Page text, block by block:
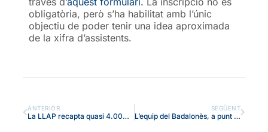
obligatòria, però s’ha habilitat amb l’únic
objectiu de poder tenir una idea aproximada
de la xifra d’assistents.
ANTERIOR
La LLAP recapta quasi 4.000 euros amb el Mercat de Nadal Solidari
SEGÜENT
L’equip del Badalonès, a punt per a una nova edició de la Lliga de Debat de la UPF